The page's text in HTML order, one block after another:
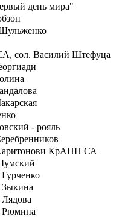
день мира"
сол. Василий Штефуца
- рояль
КрАПП СА